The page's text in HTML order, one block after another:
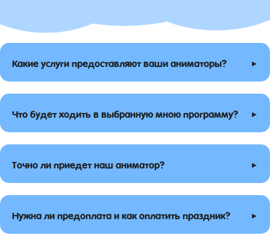
Какие услуги предоставляют ваши аниматоры? ▸
Что будет ходить в выбранную мною программу? ▸
Точно ли приедет наш аниматор? ▸
Нужна ли предоплата и как оплатить праздник? ▸